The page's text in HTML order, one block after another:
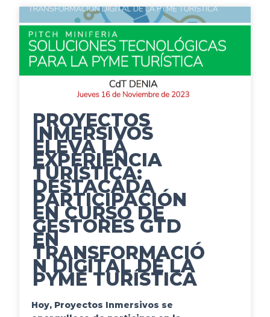
PROYECTOS
INMERSIVOS
ELEVA LA
EXPERIENCIA
TURÍSTICA:
DESTACADA
PARTICIPACIÓN
EN CURSO DE
GESTORES GTD
EN
TRANSFORMACIÓ
N DIGITAL DE LA
PYME TURÍSTICA
Hoy, Proyectos Inmersivos se